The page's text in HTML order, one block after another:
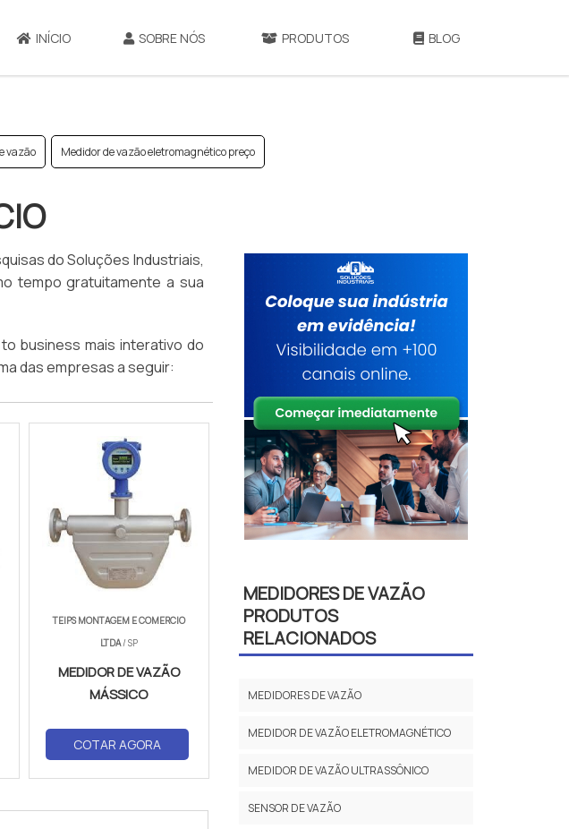
INÍCIO SOBRE NÓS PRODUTOS BLOG
vazão Medidor de vazão eletromagnético preço
do Soluções Industriais,
tempo gratuitamente a sua
business mais interativo do
das empresas a seguir:
TEIPS MONTAGEM E COMERCIO
LTDA/ SP
MEDIDOR DE VAZÃO
MÁSSICO
COTAR AGORA
MEDIDORES DE VAZÃO
PRODUTOS
RELACIONADOS
MEDIDORES DE VAZÃO
MEDIDOR DE VAZÃO ELETROMAGNÉTICO
MEDIDOR DE VAZÃO ULTRASSÔNICO
SENSOR DE VAZÃO